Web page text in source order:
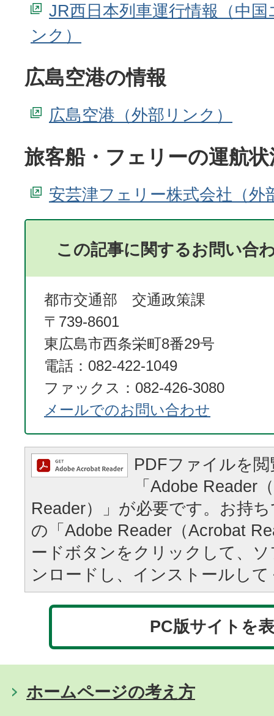
JR西日本列車運行情報（中国
広島空港の情報
広島空港
旅客船・フェリーの運航状
安芸津フェリー株式会社
この記事に関するお問い合
都市交通部 交通政策課
〒739-8601
東広島市西条栄町8番29号
電話：082-422-1049
ファックス：082-426-3080
メールでのお問い合わせ
PDFファイルを
「Adobe Reader
Reader）」が必要です。お持
の「Adobe Reader（Acrobat
ードボタンをクリックして、
ンロードし、インストールし
PC版サイトを
ホームページの考え方